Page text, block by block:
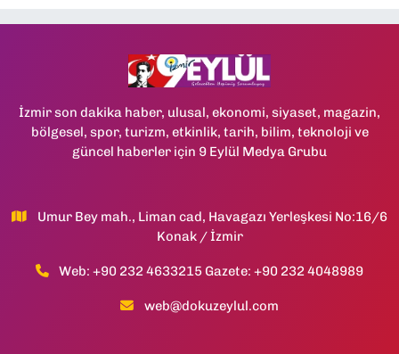
İzmir son dakika haber, ulusal, ekonomi, siyaset, magazin,
bölgesel, spor, turizm, etkinlik, tarih, bilim, teknoloji ve
güncel haberler için 9 Eylül Medya Grubu
Umur Bey mah., Liman cad, Havagazı Yerleşkesi No:16/6
Konak / İzmir
Web: +90 232 4633215 Gazete: +90 232 4048989
web@dokuzeylul.com